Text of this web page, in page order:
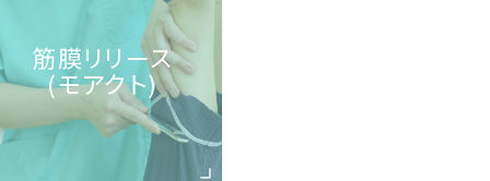
筋膜リリース
(モアクト)